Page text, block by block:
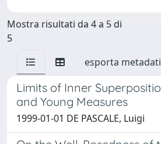
Mostra risultati da 4 a 5 di
5
esporta metadati
Limits of Inner
and Young Measures
1999-01-01 DE PASCALE, Luigi